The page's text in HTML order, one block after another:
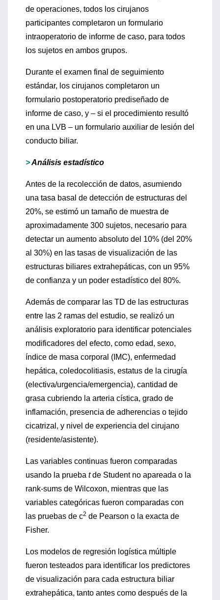
de operaciones, todos los cirujanos
participantes completaron un formulario
intraoperatorio de informe de caso, para todos
los sujetos en ambos grupos.
Durante el examen final de seguimiento
estándar, los cirujanos completaron un
formulario postoperatorio prediseñado de
informe de caso, y – si el procedimiento resultó
en una LVB – un formulario auxiliar de lesión del
conducto biliar.
>Análisis estadístico
Antes de la recolección de datos, asumiendo
una tasa basal de detección de estructuras del
20%, se estimó un tamaño de muestra de
aproximadamente 300 sujetos, necesario para
detectar un aumento absoluto del 10% (del 20%
al 30%) en las tasas de visualización de las
estructuras biliares extrahepáticas, con un 95%
de confianza y un poder estadístico del 80%.
Además de comparar las TD de las estructuras
entre las 2 ramas del estudio, se realizó un
análisis exploratorio para identificar potenciales
modificadores del efecto, como edad, sexo,
índice de masa corporal (IMC), enfermedad
hepática, coledocolitiasis, estatus de la cirugía
(electiva/urgencia/emergencia), cantidad de
grasa cubriendo la arteria cística, grado de
inflamación, presencia de adherencias o tejido
cicatrizal, y nivel de experiencia del cirujano
(residente/asistente).
Las variables continuas fueron comparadas
usando la prueba tde Student no apareada o la
rank-sums de Wilcoxon, mientras que las
variables categóricas fueron comparadas con
las pruebas de c2 de Pearson o la exacta de
Fisher.
Los modelos de regresión logística múltiple
fueron testeados para identificar los predictores
de visualización para cada estructura biliar
extrahepática, tanto antes como después de la